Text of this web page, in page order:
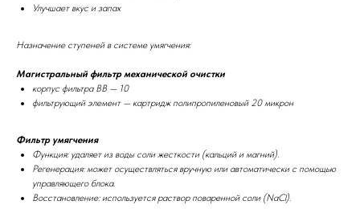
Улучшает вкус и запах
Назначение ступеней в системе умягчения:
Магистральный фильтр механической очистки
корпус фильтра ВВ — 10
фильтрующий элемент — картридж полипропиленовый 20 микрон
Фильтр умягчения
Функция: удаляет из воды соли жесткости (кальций и магний).
Регенерация: может осуществляться вручную или автоматически с помощью
управляющего блока.
Восстановление: используется раствор поваренной соли (NaCl).